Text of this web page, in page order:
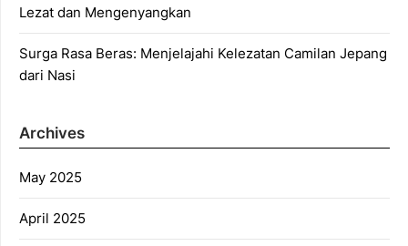
Lezat dan Mengenyangkan
Surga Rasa Beras: Menjelajahi Kelezatan Camilan Jepang
dari Nasi
Archives
May 2025
April 2025